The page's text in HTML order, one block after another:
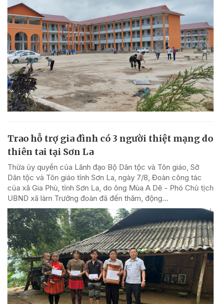
Trao hỗ trợ gia đình có 3 người thiệt mạng do
thiên tai tại Sơn La
Thừa ủy quyền của Lãnh đạo Bộ Dân tộc và Tôn giáo, Sở
Dân tộc và Tôn giáo tỉnh Sơn La, ngày 7/8, Đoàn công tác
của xã Gia Phù, tỉnh Sơn La, do ông Mùa A Dê - Phó Chủ tịch
UBND xã làm Trưởng đoàn đã đến thăm, động...